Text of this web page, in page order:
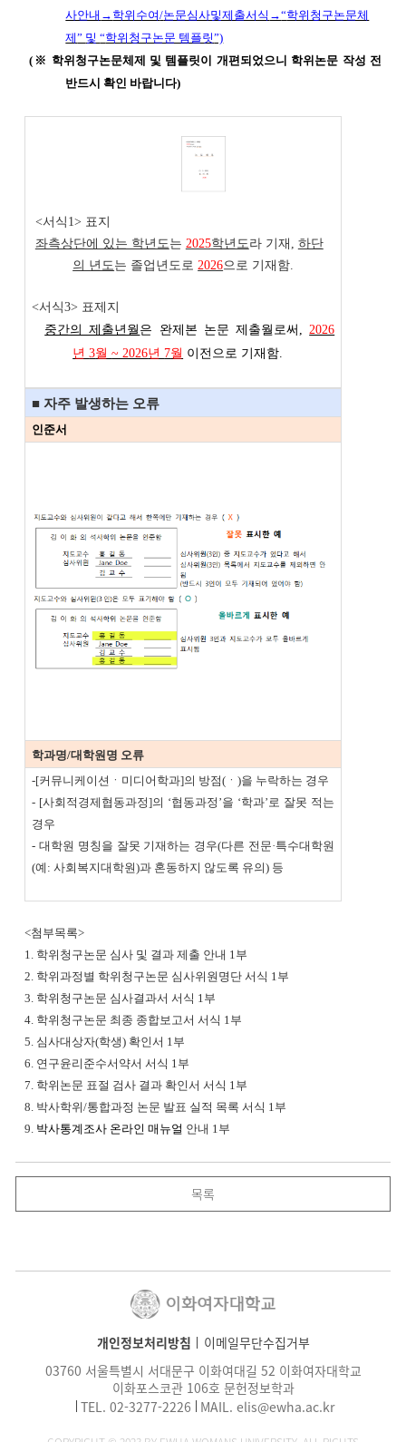
사안내 → 학위수여/논문심사및제출서식 →“학위청구논문체
제” 및“학위청구논문 템플릿”)
(※ 학위청구논문체제 및 템플릿이 개편되었으니 학위논문 작성 전
반드시 확인 바랍니다)
<서식1> 표지
좌측상단에 있는 학년도 는 2025학년도 라 기재, 하단
의 년도 는 졸업년도로 2026으로 기재함.
<서식3> 표제지
중간의 제출년월 은 완제본 논문 제출월로써, 2026
년3월~ 2026년 7월 이전으로 기재함
■ 자주 발생하는 오류
인준서
학과명/대학원명 오류
-[커뮤니케이션ㆍ미디어학과]의 방점(ㆍ)을 누락하는 경우
- [사회적경제협동과정]의 ‘협동과정’을 ‘학과’로 잘못 적는
경우
- 대학원 명칭을 잘못 기재하는 경우(다른 전문·특수대학원
(예: 사회복지대학원)과 혼동하지 않도록 유의) 등
<첨부목록>
1. 학위청구논문 심사 및 결과 제출 안내 1부
2. 학위과정별 학위청구논문 심사위원명단 서식 1부
3. 학위청구논문 심사결과서 서식 1부
4. 학위청구논문 최종 종합보고서 서식 1부
5. 심사대상자(학생) 확인서 1부
6. 연구윤리준수서약서 서식 1부
7. 학위논문 표절 검사 결과 확인서 서식 1부
8. 박사학위/통합과정 논문 발표 실적 목록 서식 1부
9. 박사통계조사 온라인 매뉴얼 안내 1부
목록
개인정보처리방침
이메일무단수집거부
03760 서울특별시 서대문구 이화여대길 52 이화여자대학교
이화포스코관 106호 문헌정보학과
TEL. 02-3277-2226 MAIL. elis@ewha.ac.kr